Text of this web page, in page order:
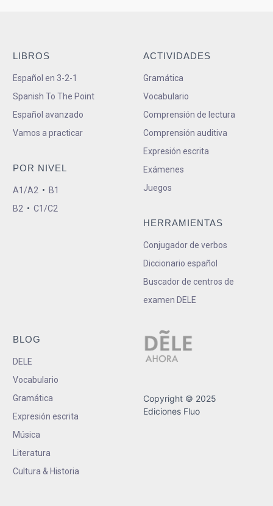
LIBROS
Español en 3-2-1
Spanish To The Point
Español avanzado
Vamos a practicar
POR NIVEL
A1/A2 • B1
B2 • C1/C2
ACTIVIDADES
Gramática
Vocabulario
Comprensión de lectura
Comprensión auditiva
Expresión escrita
Exámenes
Juegos
HERRAMIENTAS
Conjugador de verbos
Diccionario español
Buscador de centros de
examen DELE
BLOG
DELE
Vocabulario
Gramática
Expresión escrita
Música
Literatura
Cultura & Historia
Copyright © 2025
Ediciones Fluo